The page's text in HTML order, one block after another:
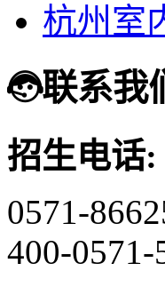
杭州室
联系我
招生电话:
0571-
400-0571-